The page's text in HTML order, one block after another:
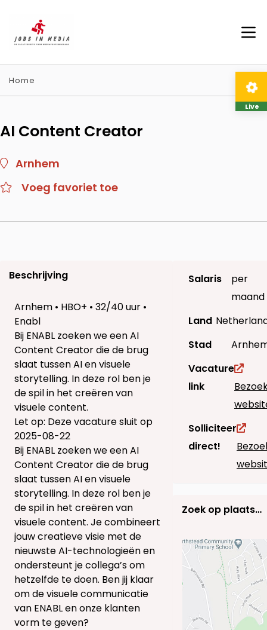
Home
AI Content Creator
Arnhem
Voeg favoriet toe
Beschrijving
Arnhem • HBO+ • 32/40 uur •
Enabl
Bij ENABL zoeken we een AI
Content Creator die de brug
slaat tussen AI en visuele
storytelling. In deze rol ben je
de spil in het creëren van
visuele content.
Let op: Deze vacature sluit op
2025-08-22
Bij ENABL zoeken we een AI
Content Creator die de brug
slaat tussen AI en visuele
storytelling. In deze rol ben je
de spil in het creëren van
visuele content. Je combineert
jouw creatieve visie met de
nieuwste AI-technologieën en
ondersteunt je collega’s om
hetzelfde te doen. Ben jij klaar
om de visuele communicatie
van ENABL en onze klanten
vorm te geven?
Salaris
per
maand
Land
Stad
Vacature
link
Solliciteer
direct!
Zoek op plaats…
Live